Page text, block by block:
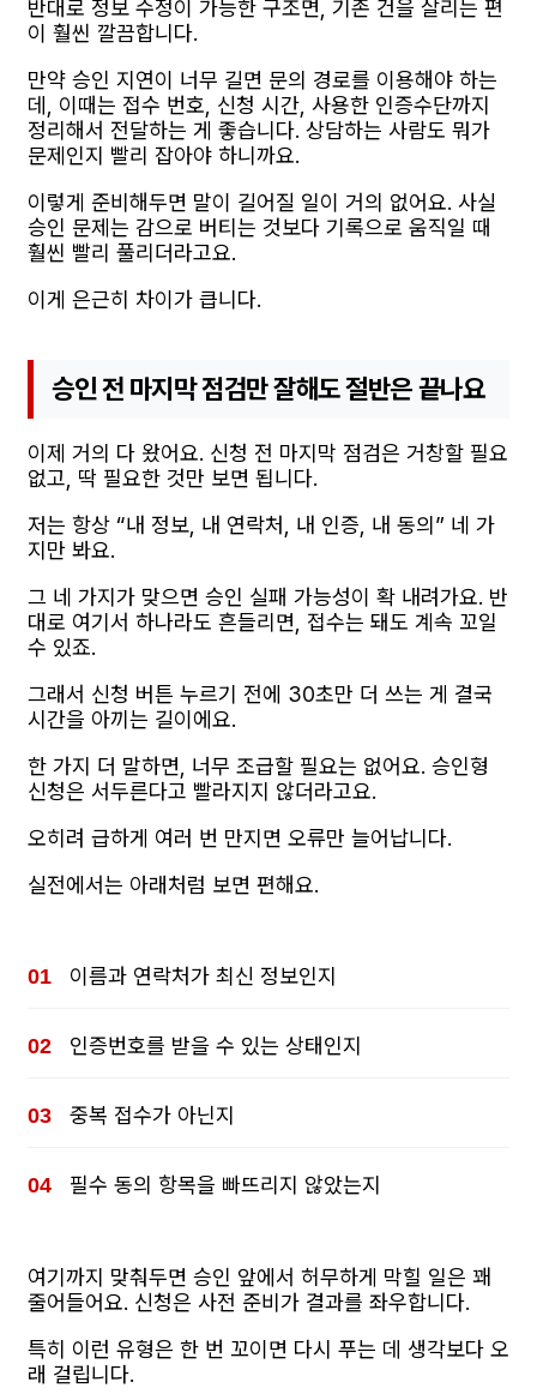
반대로 정보 수정이 가능한 구조면, 기존 건을 살리는 편
이 훨씬 깔끔합니다.
만약 승인 지연이 너무 길면 문의 경로를 이용해야 하는
데, 이때는 접수 번호, 신청 시간, 사용한 인증수단까지
정리해서 전달하는 게 좋습니다. 상담하는 사람도 뭐가
문제인지 빨리 잡아야 하니까요.
이렇게 준비해두면 말이 길어질 일이 거의 없어요. 사실
승인 문제는 감으로 버티는 것보다 기록으로 움직일 때
훨씬 빨리 풀리더라고요.
이게 은근히 차이가 큽니다.
승인 전 마지막 점검만 잘해도 절반은 끝나요
이제 거의 다 왔어요. 신청 전 마지막 점검은 거창할 필요
없고, 딱 필요한 것만 보면 됩니다.
저는 항상 “내 정보, 내 연락처, 내 인증, 내 동의” 네 가
지만 봐요.
그 네 가지가 맞으면 승인 실패 가능성이 확 내려가요. 반
대로 여기서 하나라도 흔들리면, 접수는 돼도 계속 꼬일
수 있죠.
그래서 신청 버튼 누르기 전에 30초만 더 쓰는 게 결국
시간을 아끼는 길이에요.
한 가지 더 말하면, 너무 조급할 필요는 없어요. 승인형
신청은 서두른다고 빨라지지 않더라고요.
오히려 급하게 여러 번 만지면 오류만 늘어납니다.
실전에서는 아래처럼 보면 편해요.
이름과 연락처가 최신 정보인지
인증번호를 받을 수 있는 상태인지
중복 접수가 아닌지
필수 동의 항목을 빠뜨리지 않았는지
여기까지 맞춰두면 승인 앞에서 허무하게 막힐 일은 꽤
줄어들어요. 신청은 사전 준비가 결과를 좌우합니다.
특히 이런 유형은 한 번 꼬이면 다시 푸는 데 생각보다 오
래 걸립니다.